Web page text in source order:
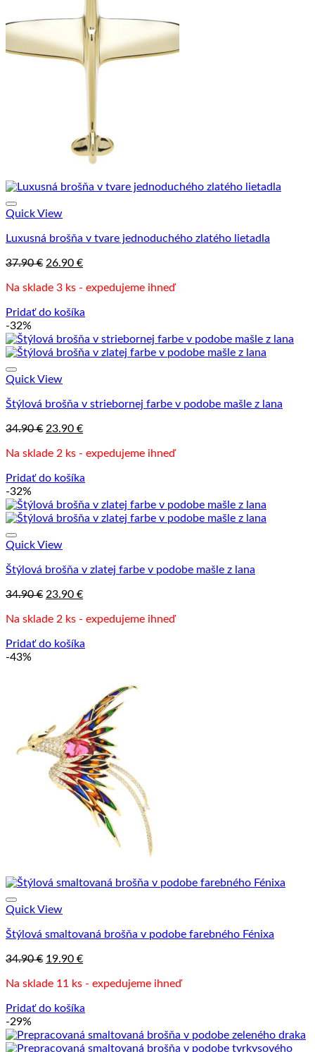
Quick View
Luxusná brošňa v tvare jednoduchého zlatého lietadla
37.90€ Pôvodná
bola:
26.90 €Aktuálna
je:
Na sklade 3 ks - expedujeme ihneď
Pridať do košíka
-32%
Quick View
Štýlová brošňa v striebornej farbe v podobe mašle z lana
34.90€ Pôvodná
bola:
23.90 €Aktuálna
je:
Na sklade 2 ks - expedujeme ihneď
Pridať do košíka
-32%
Quick View
Štýlová brošňa v zlatej farbe v podobe mašle z lana
34.90€ Pôvodná
bola:
23.90 €Aktuálna
je:
Na sklade 2 ks - expedujeme ihneď
Pridať do košíka
-43%
Quick View
Štýlová smaltovaná brošňa v podobe farebného Fénixa
34.90€ Pôvodná
bola:
19.90 €Aktuálna
je:
Na sklade 11 ks - expedujeme ihneď
Pridať do košíka
-29%